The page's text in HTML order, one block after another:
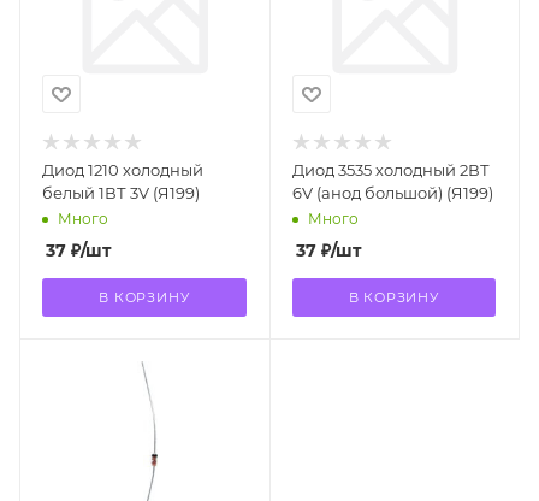
Диод 1210 холодный
белый 1ВТ 3V (Я199)
Много
37 ₽/шт
В КОРЗИНУ
Диод 3535 холодный 2ВТ
6V (анод большой) (Я199)
Много
37₽/шт
В КОРЗИНУ